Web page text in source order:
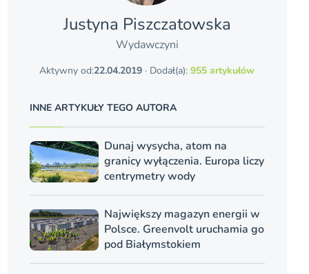
Justyna Piszczatowska
Wydawczyni
Aktywny od:22.04.2019 · Dodał(a):955 artykułów
INNE ARTYKUŁY TEGO AUTORA
Dunaj wysycha, atom na
granicy wyłączenia. Europa liczy
centrymetry wody
Największy magazyn energii w
Polsce. Greenvolt uruchamia go
pod Białymstokiem